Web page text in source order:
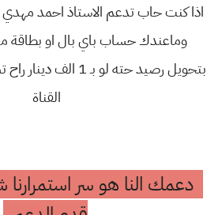
اذا كنت حاب تدعم الاستاذ احمد مهدي
وماعندك حساب باي بال او بطاقة
بتحويل رصيد حته لو بـ
القناة
دعمك النا هو سر